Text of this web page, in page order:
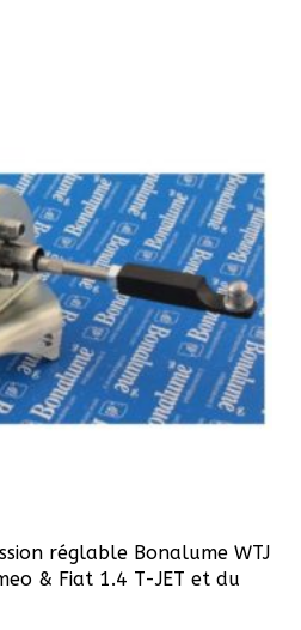
réglable Bonalume WTJ
& Fiat 1.4 T-JET et du